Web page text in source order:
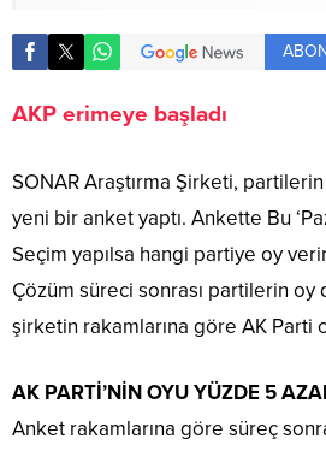
AKP erimeye başladı
SONAR Araştırma Şirketi, partilerin
yeni bir anket yaptı. Ankette Bu
Seçim yapılsa hangi partiye oy
Çözüm süreci sonrası partilerin oy
şirketin rakamlarına göre AK Parti
AK PARTİ’NİN OYU YÜZDE 5
Anket rakamlarına göre süreç